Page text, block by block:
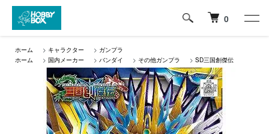
0
ホーム > キャラクター > ガンプラ
ホーム
> 国内メーカー > バンダイ > その他ガンプラ > SD三国創傑伝